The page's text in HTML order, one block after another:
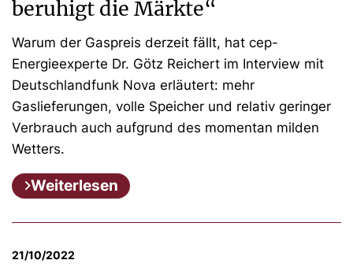
beruhigt die Märkte“
Warum der Gaspreis derzeit fällt, hat cep-
Energieexperte Dr. Götz Reichert im Interview mit
Deutschlandfunk Nova erläutert: mehr
Gaslieferungen, volle Speicher und relativ geringer
Verbrauch auch aufgrund des momentan milden
Wetters.
Weiterlesen
21/10/2022